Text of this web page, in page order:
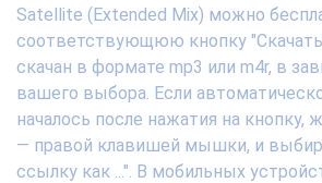
Satellite (Extended Mix) можно
соответствующюю кнопку
скачан в формате mp3 или m4r, в
вашего выбора. Если
началось после нажатия на кнопку,
— правой клавишей мышки, и
ссылку как ...". В мобильных